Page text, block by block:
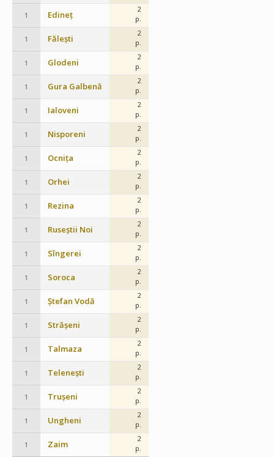
1 Edineț
2
p.
1 Fălești
2
p.
1 Glodeni
2
p.
1 Gura Galbenă
2
p.
1 Ialoveni
2
p.
1 Nisporeni
2
p.
1 Ocnița
2
p.
1 Orhei
2
p.
1 Rezina
2
p.
1 Ruseștii Noi
2
p.
1 Sîngerei
2
p.
1 Soroca
2
p.
1 Ștefan Vodă
2
p.
1 Strășeni
2
p.
1 Talmaza
2
p.
1 Telenești
2
p.
1 Trușeni
2
p.
1 Ungheni
2
p.
1 Zaim
2
p.